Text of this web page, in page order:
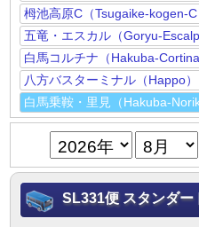
栂池高原C（Tsugaike-kogen-
五竜・エスカル（Goryu-
白馬コルチナ（Hakuba-Cortina
八方バスターミナル（Happo）
白馬乗鞍・里見（Hakuba-
SL331便 スタンダー